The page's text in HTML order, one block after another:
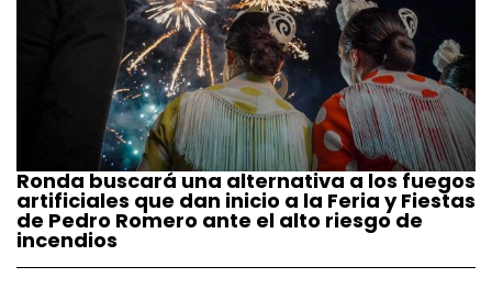
Ronda buscará una alternativa a los fuegos
artificiales que dan inicio a la Feria y Fiestas
de Pedro Romero ante el alto riesgo de
incendios